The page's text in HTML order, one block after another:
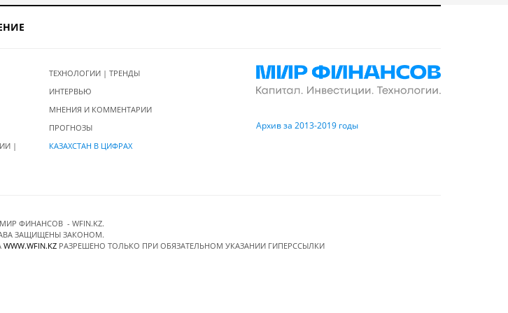
|
ТЕХНОЛОГИИ | ТРЕНДЫ
ИНТЕРВЬЮ
МНЕНИЯ И КОММЕНТАРИИ
ПРОГНОЗЫ
КАЗАХСТАН В ЦИФРАХ
Архив за 2013-2019 годы
ФИНАНСОВ - WFIN.KZ.
ЗАЩИЩЕНЫ ЗАКОНОМ.
WWW.WFIN.KZ РАЗРЕШЕНО ТОЛЬКО ПРИ ОБЯЗАТЕЛЬНОМ УКАЗАНИИ ГИПЕРССЫЛКИ